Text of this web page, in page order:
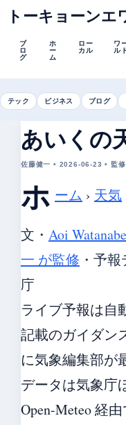
トーキョーンエ
ブ
ロ
グ
ホ
ー
ム
ロー
カル
ワ
ル
テック ビジネス ブログ
あいくの
佐藤健一 • 2026-06-23 • 監
ホ ーム › 天気
文・ Aoi Watanabe
一 が監修 ・ 予報
庁
ライブ予報は自
記載のガイダン
に気象編集部が
データは気象庁
Open-Meteo 経